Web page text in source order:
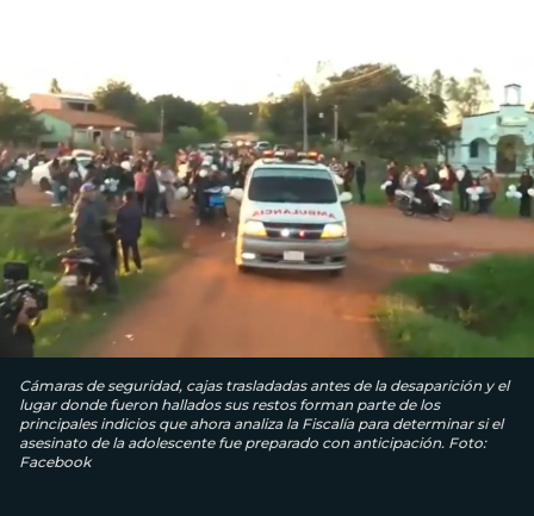
Cámaras de seguridad, cajas trasladadas antes de la desaparición y el
lugar donde fueron hallados sus restos forman parte de los
principales indicios que ahora analiza la Fiscalía para determinar si el
asesinato de la adolescente fue preparado con anticipación. Foto:
Facebook